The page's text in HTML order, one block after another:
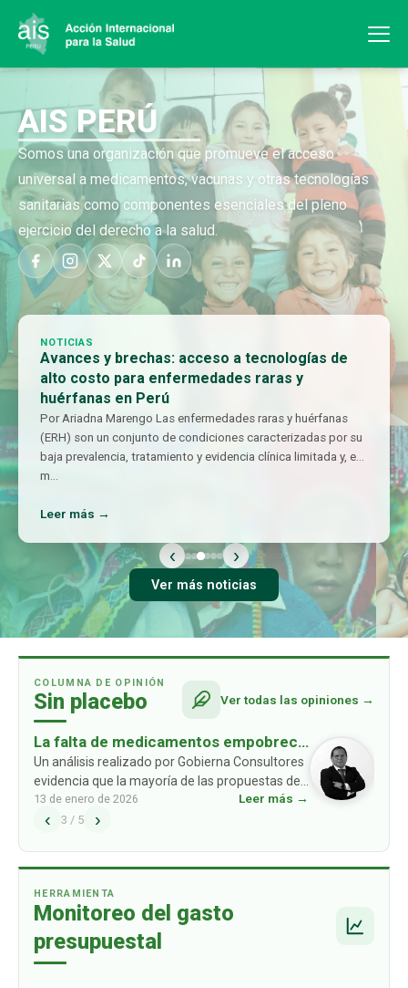
AIS PERÚ
Somos una organización que promueve el acceso
universal a medicamentos, vacunas y otras tecnologías
sanitarias como componentes esenciales del pleno
ejercicio del derecho a la salud.
NOTICIAS
Avances y brechas: acceso a tecnologías de
alto costo para enfermedades raras y
huérfanas en Perú
Por Ariadna Marengo Las enfermedades raras y huérfanas
(ERH) son un conjunto de condiciones caracterizadas por su
baja prevalencia, tratamiento y evidencia clínica limitada y, en
m…
Leer más →
‹ ›
Ver más noticias
COLUMNA DE OPINIÓN
Sin placebo Ver todas las opiniones →
La falta de medicamentos empobrece
a las familias: un problema ausente en
las propuestas de los partidos
políticos
Un análisis realizado por Gobierna Consultores
evidencia que la mayoría de las propuestas de
los partidos políticos no consideran un
problema estructural que afecta de manera
13 de enero de 2026 Leer más →
‹ 3 / 5 ›
HERRAMIENTA
Monitoreo del gasto
presupuestal